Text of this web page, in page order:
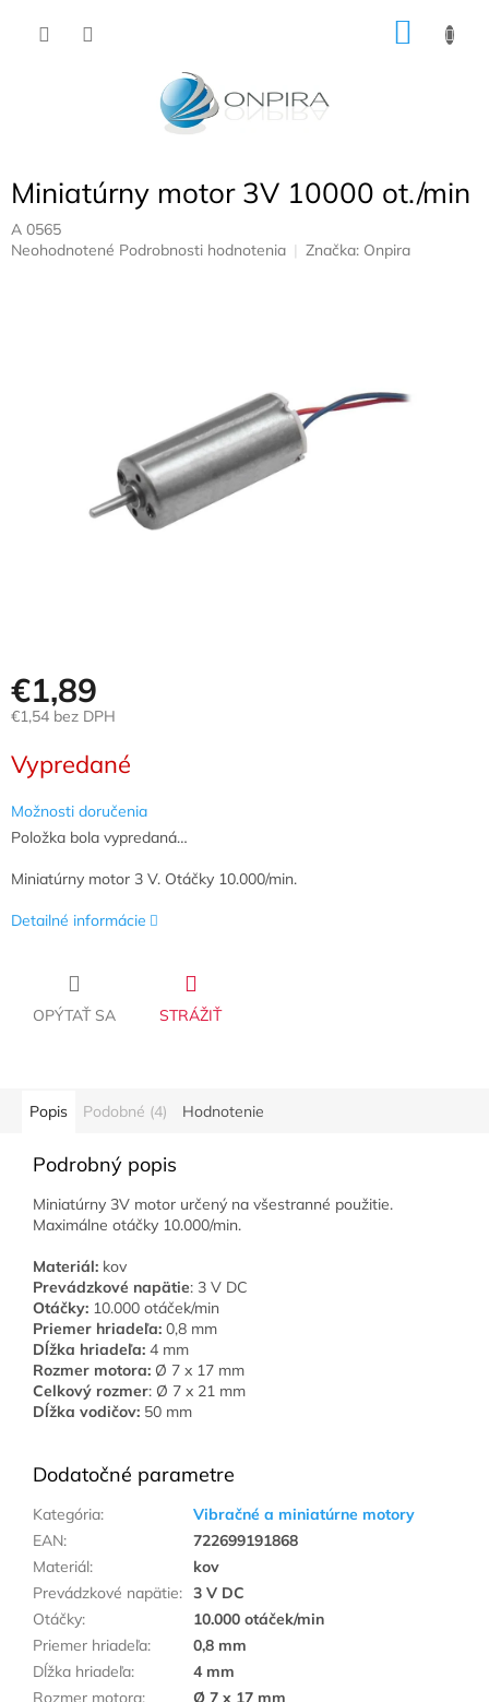
Miniatúrny motor 3V 10000 ot./min
A 0565
Priemerné
Neohodnotené Podrobnosti hodnotenia Značka: Onpira
€1,89
€1,54 bez DPH
cena:
Vypredané
Možnosti doručenia
Položka bola vypredaná…
Miniatúrny motor 3 V. Otáčky 10.000/min.
Detailné informácie
OPÝTAŤ SA STRÁŽIŤ
Popis Podobné (4) Hodnotenie
Podrobný popis
Miniatúrny 3V motor určený na všestranné použitie.
Maximálne otáčky 10.000/min.
Materiál: kov
Prevádzkové napätie: 3 V DC
Otáčky: 10.000 otáček/min
Priemer hriadeľa: 0,8 mm
Dĺžka hriadeľa: 4 mm
Rozmer motora: Ø 7 x 17 mm
Celkový rozmer: Ø 7 x 21 mm
Dĺžka vodičov: 50 mm
Dodatočné parametre
Kategória:
Vibračné a miniatúrne motory
EAN:
722699191868
Materiál:
kov
Prevádzkové napätie: 3 V DC
Otáčky:
10.000 otáček/min
Priemer hriadeľa:
0,8 mm
Dĺžka hriadeľa:
4 mm
Rozmer motora:
Ø 7 x 17 mm